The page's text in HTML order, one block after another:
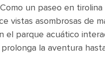
un paseo en
vistas asombrosas de
el parque acuático
la aventura